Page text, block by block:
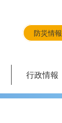
防災情報
行政情報